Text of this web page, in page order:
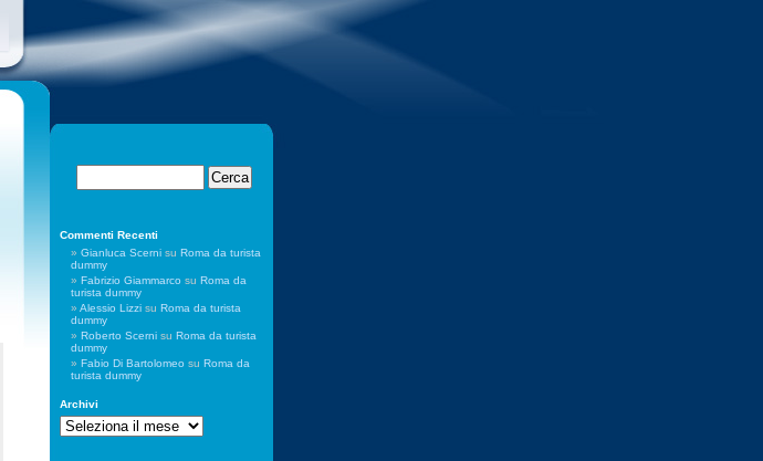
Commenti Recenti
Gianluca Scernisu Roma da turista
dummy
Fabrizio Giammarco su Roma da
turista dummy
Alessio Lizzisu Roma da turista
dummy
Roberto Scernisu Roma da turista
dummy
Fabio Di Bartolomeo su Roma da
turista dummy
Archivi
Archivi